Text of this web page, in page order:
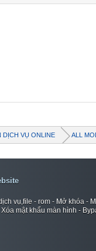
DỊCH VỤ ONLINE ALL
vụ,file - rom - Mở khóa -
mật khẩu màn hình -